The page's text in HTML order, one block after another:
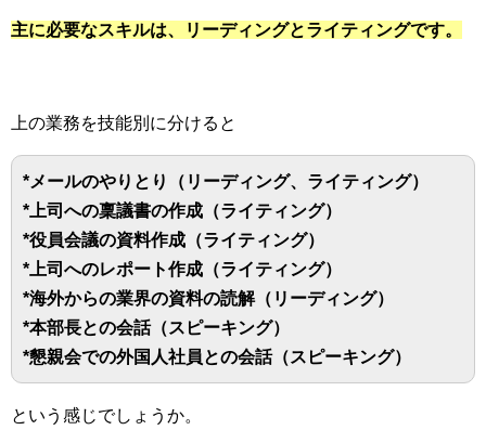
主に必要なスキルは、リーディングとライティングです。
上の業務を技能別に分けると
*メールのやりとり（リーディング、ライティング）
*上司への稟議書の作成（ライティング）
*役員会議の資料作成（ライティング）
*上司へのレポート作成（ライティング）
*海外からの業界の資料の読解（リーディング）
*本部長との会話（スピーキング）
*懇親会での外国人社員との会話（スピーキング）
という感じでしょうか。